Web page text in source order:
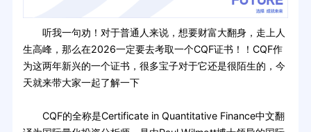
听我一句劝！对于普通人来说，想要财富大翻身，走上人
生高峰，那么在2026一定要去考取一个CQF证书！！CQF作
为这两年新兴的一个证书，很多宝子对于它还是很陌生的，今
天就来带大家一起了解一下
CQF的全称是Certificate in Quantitative Finance中文翻